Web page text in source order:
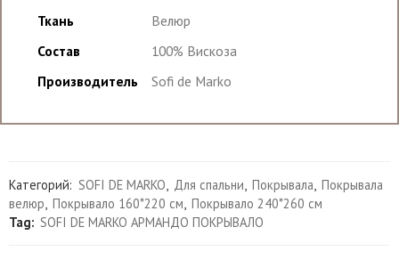
Ткань
Велюр
Состав
100% Вискоза
Производитель
Sofi de Marko
Категорий: SOFI DE MARKO, Для спальни, Покрывала, Покрывала
велюр, Покрывало 160*220 см, Покрывало 240*260 см
Tag: SOFI DE MARKO АРМАНДО ПОКРЫВАЛО